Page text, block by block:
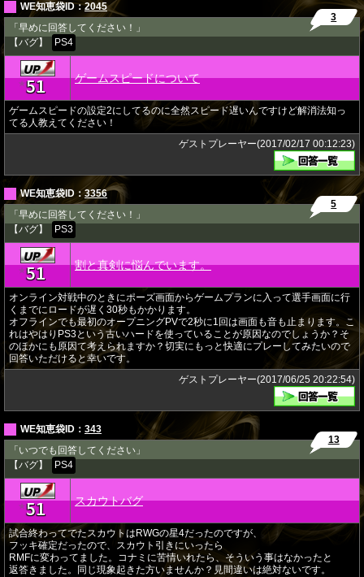
WE知恵袋ID：2045
「早めに回答してください！」
【バグ】
PS4
3
★51 ゲームスピードについて
ゲームスピードの設定2にしてるのに全然スピード遅いんですけど解消法知っ
てる人教えてください！
ゲストプレーヤー(2017/02/17 00:12:23)
WE知恵袋ID：3356
「早めに回答してください！」
【バグ】
PS3
5
★51 割と真剣に悩んでいます。
オンライン対戦中のときにポーズ画面からゲームプランに入って選手画面に行
くまでにロードが遅く30秒もかかります。
オフラインでも最初のオープニングPVで2秒に1回は画面も音も止まります。こ
れはやはりPS3という古いハードを使っていることが原因なのでしょうか？そ
のほかにも原因て考えられますか？切実にもっと快適にプレーしてみたいので
回答いただけると幸いです。
ゲストプレーヤー(2017/06/25 20:22:54)
WE知恵袋ID： 343
「いつでも回答してください」
【バグ】
PS4
13
★51 スカウトバグ
試合終わってでたスカウトはRWGの星4だったのですが、
フッキ確定だったので、スカウト引きにいったら
RMFに変わってました。コナミに苦情いれたら、そういう事はなかったと
返答きました。同じ現象起きた方いませんか？見間違いは絶対ないです。